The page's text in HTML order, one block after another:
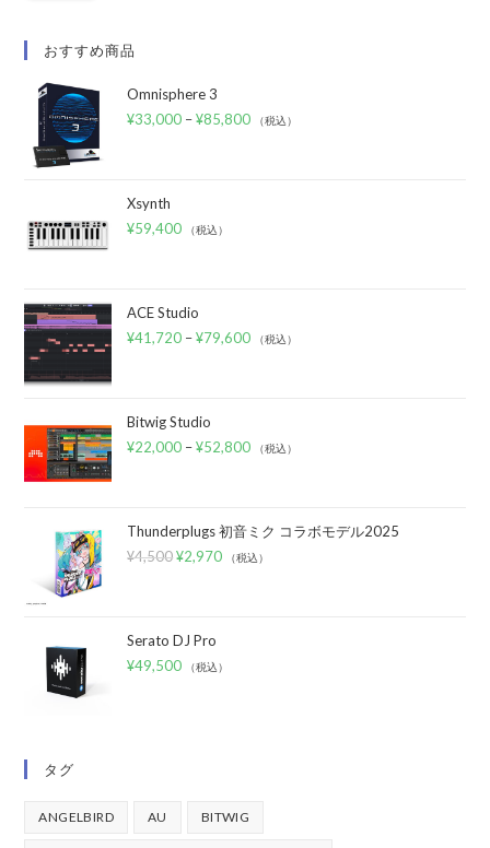
おすすめ商品
Omnisphere 3
¥33,000 –¥85,800 （税込）
Xsynth
¥59,400 （税込）
ACE Studio
¥41,720 –¥79,600 （税込）
Bitwig Studio
¥22,000 –¥52,800 （税込）
Thunderplugs 初音ミク コラボモデル2025
¥4,500 ¥2,970 （税込）
Serato DJ Pro
¥49,500 （税込）
タグ
ANGELBIRD AU BITWIG